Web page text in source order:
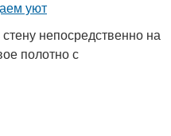
непосредственно на
полотно с